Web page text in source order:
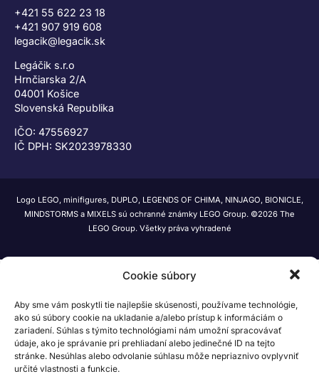
Cookie súbory
Aby sme vám poskytli tie najlepšie skúsenosti, používame technológie,
ako sú súbory cookie na ukladanie a/alebo prístup k informáciám o
zariadení. Súhlas s týmito technológiami nám umožní spracovávať
údaje, ako je správanie pri prehliadaní alebo jedinečné ID na tejto
stránke. Nesúhlas alebo odvolanie súhlasu môže nepriaznivo ovplyvniť
určité vlastnosti a funkcie.
+421 55 622 23 18
+421 907 919 608
legacik@legacik.sk
Legáčik s.r.o
Hrnčiarska 2/A
04001 Košice
Slovenská Republika
IČO: 47556927
IČ DPH: SK2023978330
Logo LEGO, minifigures, DUPLO, LEGENDS OF CHIMA, NINJAGO, BIONICLE,
MINDSTORMS a MIXELS sú ochranné známky LEGO Group. ©2026 The
LEGO Group. Všetky práva vyhradené